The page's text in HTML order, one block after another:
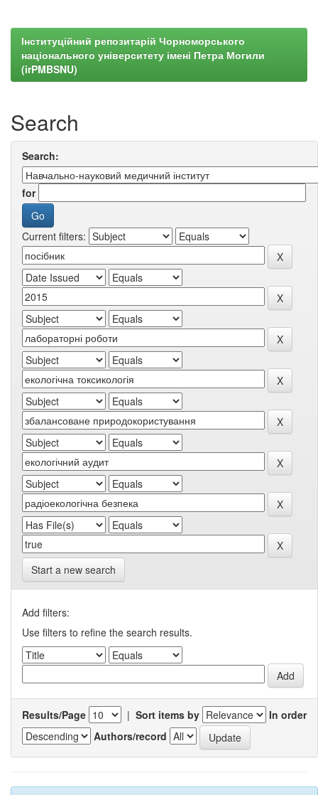
Інституційний репозитарій Чорноморського
національного університету імені Петра Могили
(irPMBSNU)
Search
Search:
for
Current filters:
Start a new search
Add filters:
Use filters to refine the search results.
Results/Page | Sort items by
In order
Authors/record